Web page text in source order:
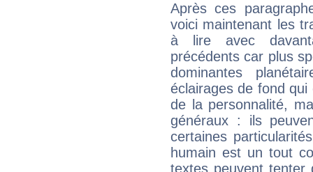
Après ces
voici maintenant les
à lire avec
précédents car plus
dominantes
éclairages de fond
de la personnalité,
généraux : ils
certaines
humain est un tout
textes peuvent tenter